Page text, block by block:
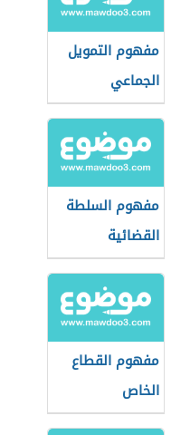
مفهوم التمويل
الجماعي
مفهوم السلطة
القضائية
مفهوم القطاع
الخاص